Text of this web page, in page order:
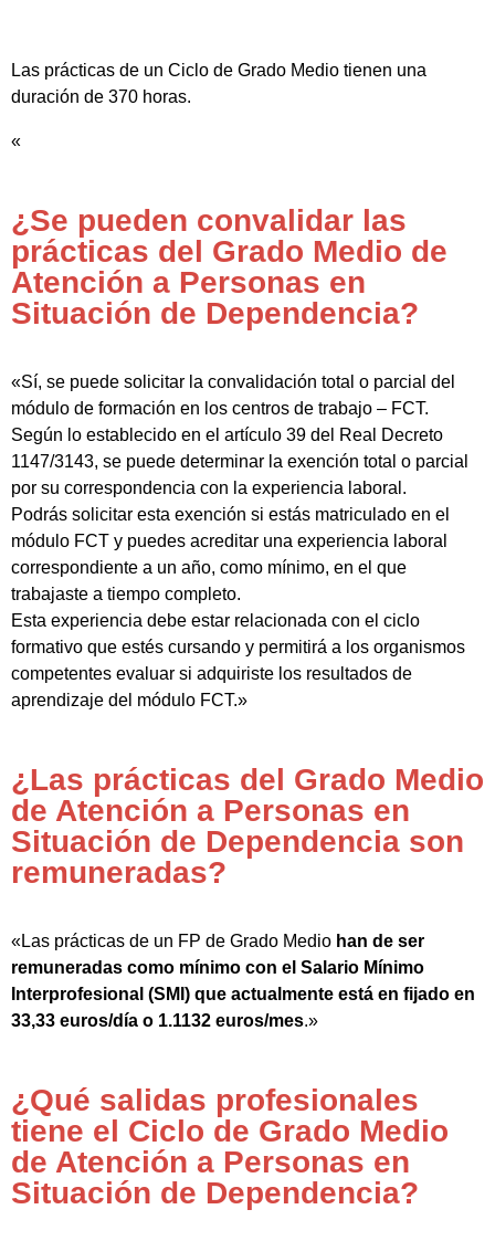
Las prácticas de un Ciclo de Grado Medio tienen una
duración de 370 horas.
«
¿Se pueden convalidar las
prácticas del Grado Medio de
Atención a Personas en
Situación de Dependencia?
«Sí, se puede solicitar la convalidación total o parcial del
módulo de formación en los centros de trabajo – FCT.
Según lo establecido en el artículo 39 del Real Decreto
1147/3143, se puede determinar la exención total o parcial
por su correspondencia con la experiencia laboral.
Podrás solicitar esta exención si estás matriculado en el
módulo FCT y puedes acreditar una experiencia laboral
correspondiente a un año, como mínimo, en el que
trabajaste a tiempo completo.
Esta experiencia debe estar relacionada con el ciclo
formativo que estés cursando y permitirá a los organismos
competentes evaluar si adquiriste los resultados de
aprendizaje del módulo FCT.»
¿Las prácticas del Grado Medio
de Atención a Personas en
Situación de Dependencia son
remuneradas?
«Las prácticas de un FP de Grado Medio han de ser
remuneradas como mínimo con el Salario Mínimo
Interprofesional (SMI) que actualmente está en fijado en
33,33 euros/día o 1.1132 euros/mes.»
¿Qué salidas profesionales
tiene el Ciclo de Grado Medio
de Atención a Personas en
Situación de Dependencia?